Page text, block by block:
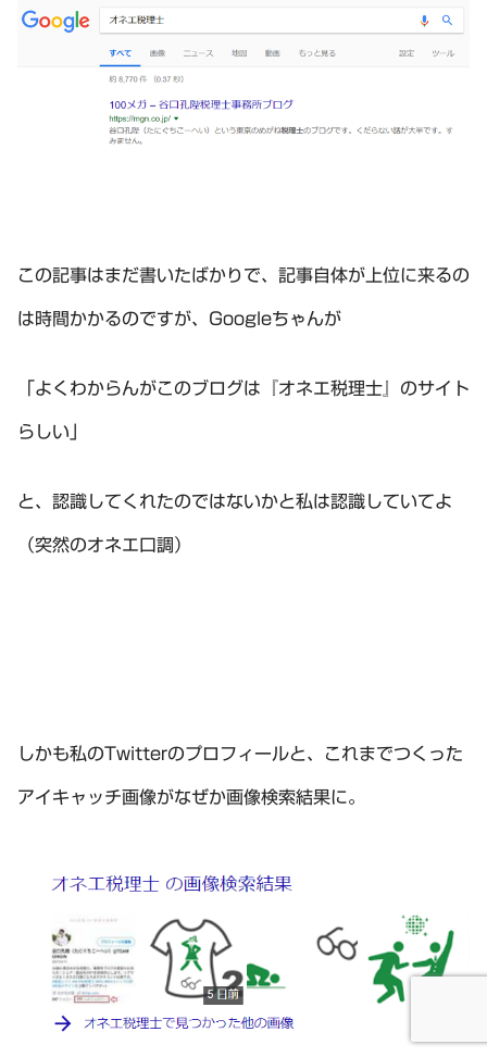
この記事はまだ書いたばかりで、記事自体が上位に来るの
は時間かかるのですが、Googleちゃんが
「よくわからんがこのブログは『オネエ税理士』のサイト
らしい」
と、認識してくれたのではないかと私は認識していてよ
（突然のオネエ口調）
しかも私のTwitterのプロフィールと、これまでつくった
アイキャッチ画像がなぜか画像検索結果に。